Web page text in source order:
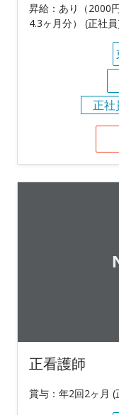
昇給：あり（2000
4.3ヶ月分） (正社
正社
正看護師
賞与：年2回2ヶ月 (